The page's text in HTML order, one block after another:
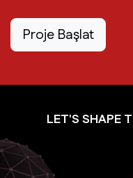
Proje Başlat
LET'S SHAPE